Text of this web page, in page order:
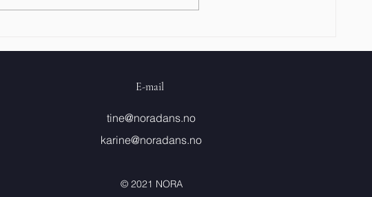
E-mail
tine@noradans.no
karine@noradans.no
© 2021 NORA